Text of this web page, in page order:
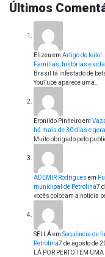
Últimos
Elizeu em Artigo do leitor:
Famílias, histórias e
Brasil tá infestado de
YouTube aparece uma…
Eronildo Pinheiroem
há mais de 30 dias e
Muito obrigado pelo
ADEMIR Rodrigues em
municipal de Petrolina7
vocês colocam a notícia
SEI LÁem Sequência de
Petrolina7 de agosto de
LÁ POR PERTO TEM